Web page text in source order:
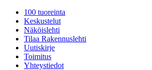
100 tuoreinta
Keskustelut
Näköislehti
Tilaa Rakennuslehti
Uutiskirje
Toimitus
Yhteystiedot